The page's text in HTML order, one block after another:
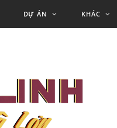
DỰ ÁN KHÁC